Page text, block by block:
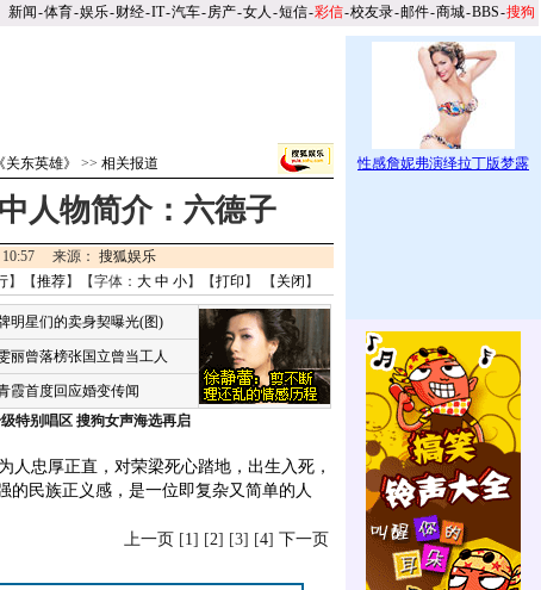
新闻-体育-娱乐-财经-IT-汽车-房产-女人 -短信-彩信-校友录-邮件-商城-BBS-搜狗
东英雄》 >> 相关报道
人物简介：六德子
10:57 来源： 搜狐娱乐
】【推荐】【字体： 大 中 小】【打印 】 【 关闭 】
明星们的卖身契曝光(图)
丽曾落榜张国立曾当工人
霞首度回应婚变传闻
特别唱区 搜狗女声海选再启
忠厚正直，对荣梁死心踏地，出生入死，
的民族正义感，是一位即复杂又简单的人
上一页 [1] [2] [3] [4] 下一页